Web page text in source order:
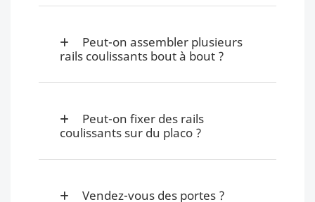
Peut-on assembler plusieurs
rails coulissants bout à bout ?
Peut-on fixer des rails
coulissants sur du placo ?
Vendez-vous des portes ?